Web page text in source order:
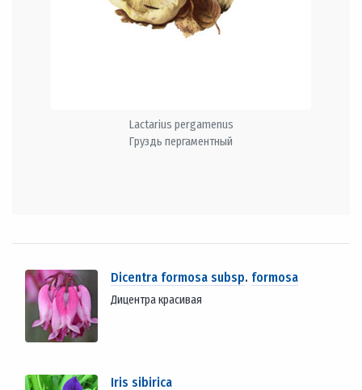
Lactarius pergamenus
Груздь пергаментный
Dicentra formosa subsp. formosa
Дицентра красивая
Iris sibirica